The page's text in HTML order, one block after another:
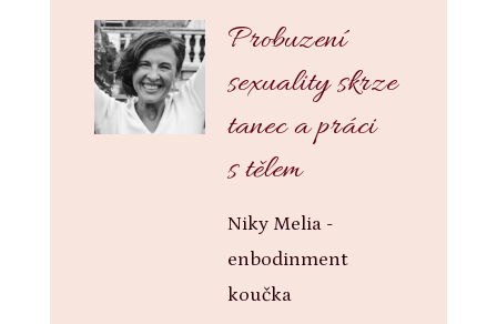
Probuzení
sexuality skrze
tanec a práci
s tělem
Niky Melia -
enbodinment
koučka